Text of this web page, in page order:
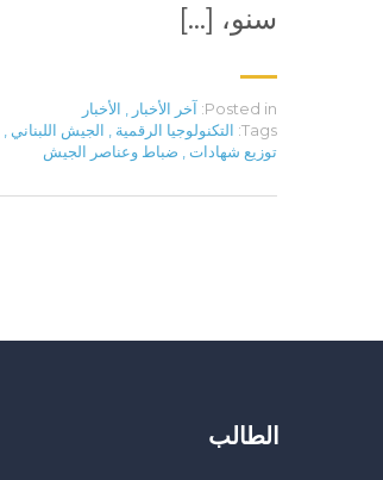
سنو، […]
Posted in: آخر الأخبار
الأخبار
Tags: التكنولوجيا الرقمية الجيش اللبناني
توزيع شهادات
ضباط وعناصر الجيش
الطالب